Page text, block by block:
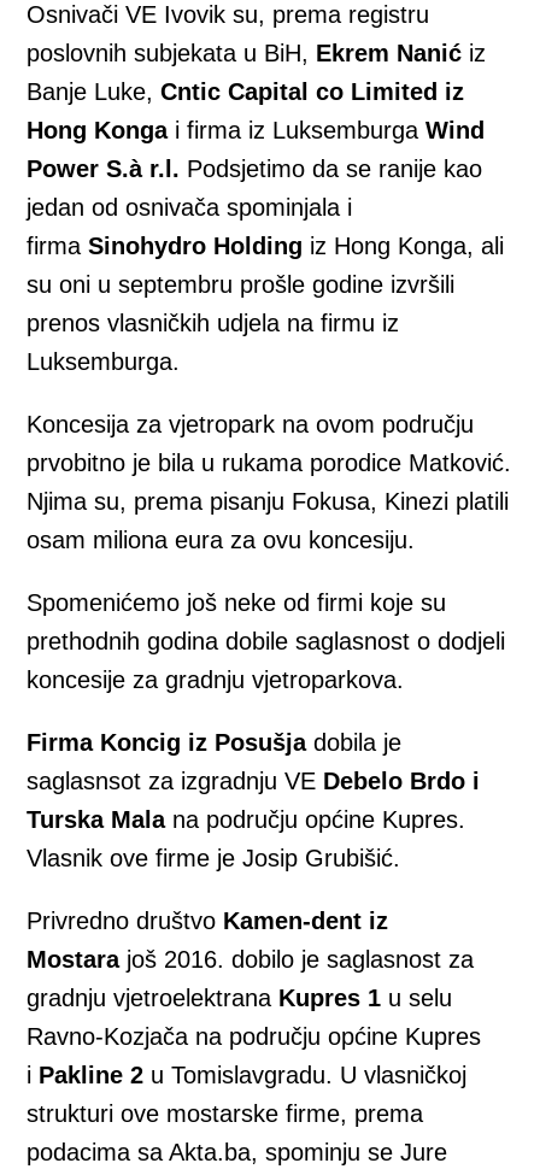
Osnivači VE Ivovik su, prema registru
poslovnih subjekata u BiH, Ekrem Nanić iz
Banje Luke,Cntic Capital co Limited iz
Hong Konga i firma iz LuksemburgaWind
Power S.à r.l. Podsjetimo da se ranije kao
jedan od osnivača spominjala i
firmaSinohydro Holding iz Hong Konga, ali
su oni u septembru prošle godine izvršili
prenos vlasničkih udjela na firmu iz
Luksemburga.
Koncesija za vjetropark na ovom području
prvobitno je bila u rukama porodice Matković.
Njima su, prema pisanju Fokusa, Kinezi platili
osam miliona eura za ovu koncesiju.
Spomenićemo još neke od firmi koje su
prethodnih godina dobile saglasnost o dodjeli
koncesije za gradnju vjetroparkova.
Firma Koncig iz Posušjadobila je
saglasnsot za izgradnju VE Debelo Brdo i
Turska Mala na području općine Kupres.
Vlasnik ove firme je Josip Grubišić.
Privredno društvo Kamen-dent iz
Mostarajoš 2016. dobilo je saglasnost za
gradnju vjetroelektrana Kupres 1 u selu
Ravno-Kozjača na području općine Kupres
i Pakline 2 u Tomislavgradu. U vlasničkoj
strukturi ove mostarske firme, prema
podacima sa Akta.ba, spominju se Jure